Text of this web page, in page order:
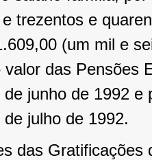
trezentos e
(um mil e
valor das Pensões
de junho de 1992
julho de 1992.
das Gratificações